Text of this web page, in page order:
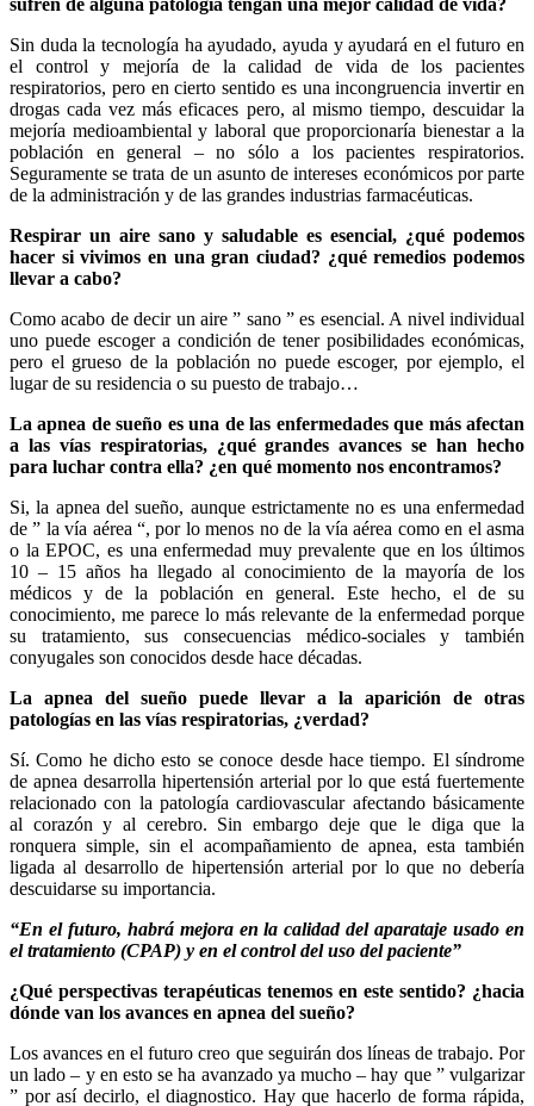
Sin duda la tecnología ha ayudado, ayuda y ayudará en el futuro en
el control y mejoría de la calidad de vida de los pacientes
respiratorios, pero en cierto sentido es una incongruencia invertir en
drogas cada vez más eficaces pero, al mismo tiempo, descuidar la
mejoría medioambiental y laboral que proporcionaría bienestar a la
población en general – no sólo a los pacientes respiratorios.
Seguramente se trata de un asunto de intereses económicos por parte
de la administración y de las grandes industrias farmacéuticas.
Respirar un aire sano y saludable es esencial, ¿qué podemos
hacer si vivimos en una gran ciudad? ¿qué remedios podemos
llevar a cabo?
Como acabo de decir un aire ” sano ” es esencial. A nivel individual
uno puede escoger a condición de tener posibilidades económicas,
pero el grueso de la población no puede escoger, por ejemplo, el
lugar de su residencia o su puesto de trabajo…
La apnea de sueño es una de las enfermedades que más afectan
a las vías respiratorias, ¿qué grandes avances se han hecho
para luchar contra ella? ¿en qué momento nos encontramos?
Si, la apnea del sueño, aunque estrictamente no es una enfermedad
de ” la vía aérea “, por lo menos no de la vía aérea como en el asma
o la EPOC, es una enfermedad muy prevalente que en los últimos
10 – 15 años ha llegado al conocimiento de la mayoría de los
médicos y de la población en general. Este hecho, el de su
conocimiento, me parece lo más relevante de la enfermedad porque
su tratamiento, sus consecuencias médico-sociales y también
conyugales son conocidos desde hace décadas.
La apnea del sueño puede llevar a la aparición de otras
patologías en las vías respiratorias, ¿verdad?
Sí. Como he dicho esto se conoce desde hace tiempo. El síndrome
de apnea desarrolla hipertensión arterial por lo que está fuertemente
relacionado con la patología cardiovascular afectando básicamente
al corazón y al cerebro. Sin embargo deje que le diga que la
ronquera simple, sin el acompañamiento de apnea, esta también
ligada al desarrollo de hipertensión arterial por lo que no debería
descuidarse su importancia.
“En el futuro, habrá mejora en la calidad del aparataje usado en
el tratamiento (CPAP) y en el control del uso del paciente”
¿Qué perspectivas terapéuticas tenemos en este sentido? ¿hacia
dónde van los avances en apnea del sueño?
Los avances en el futuro creo que seguirán dos líneas de trabajo. Por
un lado – y en esto se ha avanzado ya mucho – hay que ” vulgarizar
” por así decirlo, el diagnostico. Hay que hacerlo de forma rápida,